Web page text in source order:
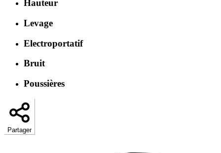
Hauteur
Levage
Electroportatif
Bruit
Poussières
Partager